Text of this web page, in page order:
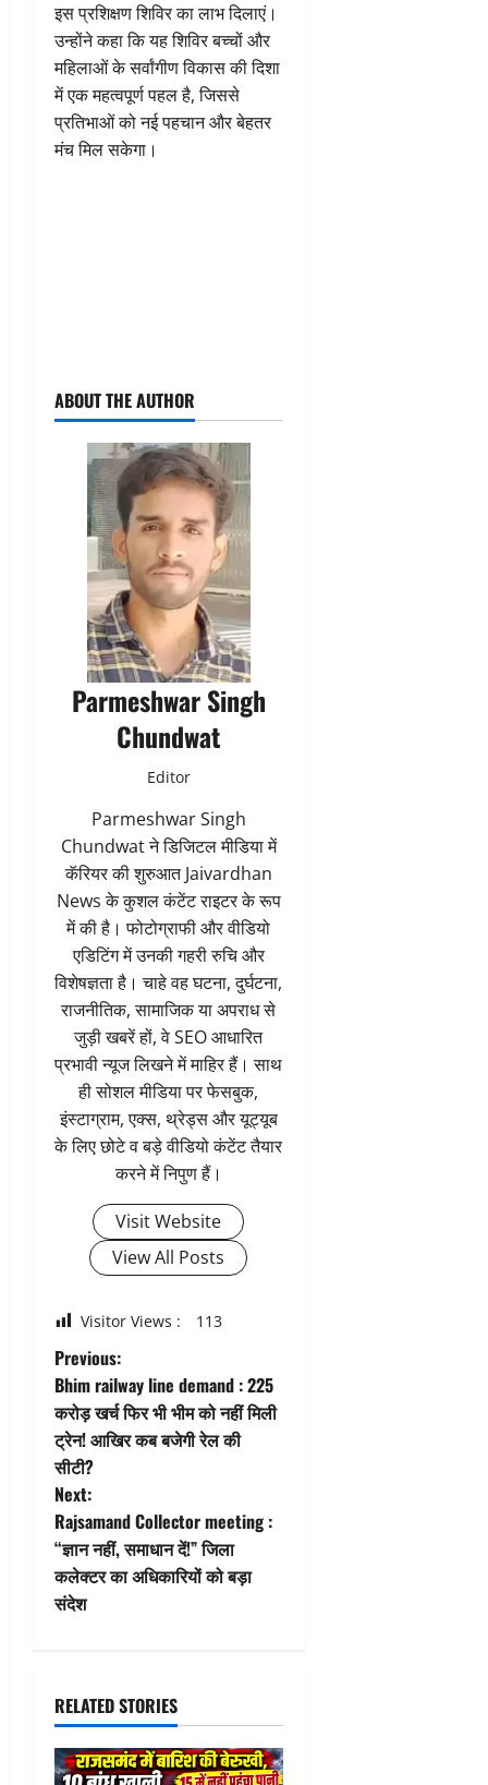
इस प्रशिक्षण शिविर का लाभ दिलाएं।
उन्होंने कहा कि यह शिविर बच्चों और
महिलाओं के सर्वांगीण विकास की दिशा
में एक महत्वपूर्ण पहल है, जिससे
प्रतिभाओं को नई पहचान और बेहतर
मंच मिल सकेगा।
ABOUT THE AUTHOR
Parmeshwar Singh
Chundwat
Editor
Parmeshwar Singh
Chundwat ने डिजिटल मीडिया में
कॅरियर की शुरुआत Jaivardhan
News के कुशल कंटेंट राइटर के रूप
में की है। फोटोग्राफी और वीडियो
एडिटिंग में उनकी गहरी रुचि और
विशेषज्ञता है। चाहे वह घटना, दुर्घटना,
राजनीतिक, सामाजिक या अपराध से
जुड़ी खबरें हों, वे SEO आधारित
प्रभावी न्यूज लिखने में माहिर हैं। साथ
ही सोशल मीडिया पर फेसबुक,
इंस्टाग्राम, एक्स, थ्रेड्स और यूट्यूब
के लिए छोटे व बड़े वीडियो कंटेंट तैयार
करने में निपुण हैं।
Visit Website
View All Posts
Visitor Views : 113
P
o
s
t
n
a
i
g
Previous:
Bhim railway line demand : 225
करोड़ खर्च फिर भी भीम को नहीं मिली
ट्रेन! आखिर कब बजेगी रेल की
सीटी?
Next:
Rajsamand Collector meeting :
“ज्ञान नहीं, समाधान दें!” जिला
कलेक्टर का अधिकारियों को बड़ा
संदेश
RELATED STORIES